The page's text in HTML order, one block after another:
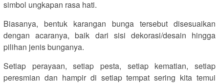
simbol ungkapan rasa hati.
Biasanya, bentuk karangan bunga tersebut disesuaikan
dengan acaranya, baik dari sisi dekorasi/desain hingga
pilihan jenis bunganya.
Setiap perayaan, setiap pesta, setiap kematian, setiap
peresmian dan hampir di setiap tempat sering kita temui